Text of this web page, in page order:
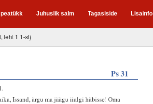
Juhuslik salm Tagasiside Lisainfo
leht 1 1-st)
Ps 31
Issand, ärgu ma jäägu iialgi häbisse! Oma